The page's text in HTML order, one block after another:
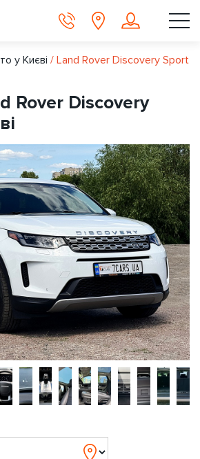
у Києві / Land Rover Discovery Sport
Rover Discovery